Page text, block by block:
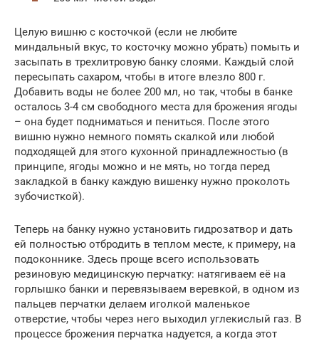
Целую вишню с косточкой (если не любите
миндальный вкус, то косточку можно убрать) помыть и
засыпать в трехлитровую банку слоями. Каждый слой
пересыпать сахаром, чтобы в итоге влезло 800 г.
Добавить воды не более 200 мл, но так, чтобы в банке
осталось 3-4 см свободного места для брожения ягоды
– она будет подниматься и пениться. После этого
вишню нужно немного помять скалкой или любой
подходящей для этого кухонной принадлежностью (в
принципе, ягоды можно и не мять, но тогда перед
закладкой в банку каждую вишенку нужно проколоть
зубочисткой).
Теперь на банку нужно установить гидрозатвор и дать
ей полностью отбродить в теплом месте, к примеру, на
подоконнике. Здесь проще всего использовать
резиновую медицинскую перчатку: натягиваем её на
горлышко банки и перевязываем веревкой, в одном из
пальцев перчатки делаем иголкой маленькое
отверстие, чтобы через него выходил углекислый газ. В
процессе брожения перчатка надуется, а когда этот